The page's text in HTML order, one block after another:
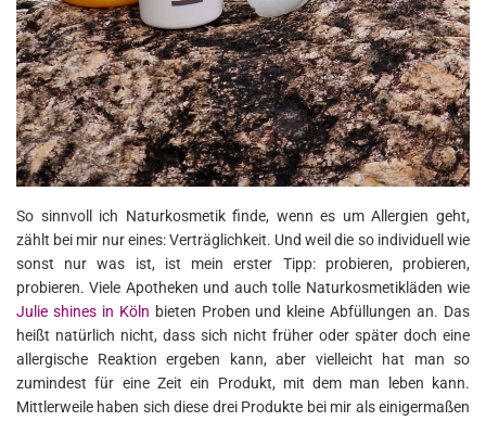
So sinnvoll ich Naturkosmetik finde, wenn es um Allergien geht,
zählt bei mir nur eines: Verträglichkeit. Und weil die so individuell wie
sonst nur was ist, ist mein erster Tipp: probieren, probieren,
probieren. Viele Apotheken und auch tolle Naturkosmetikläden wie
Julie shines in Köln bieten Proben und kleine Abfüllungen an. Das
heißt natürlich nicht, dass sich nicht früher oder später doch eine
allergische Reaktion ergeben kann, aber vielleicht hat man so
zumindest für eine Zeit ein Produkt, mit dem man leben kann.
Mittlerweile haben sich diese drei Produkte bei mir als einigermaßen